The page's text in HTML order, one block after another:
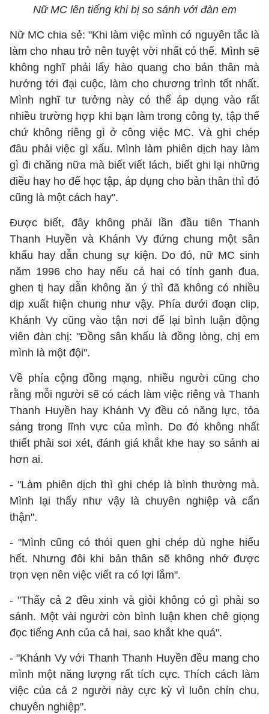
Nữ MC lên tiếng khi bị so sánh với đàn em
Nữ MC chia sẻ: "Khi làm việc mình có nguyên tắc là
làm cho nhau trở nên tuyệt vời nhất có thể. Mình sẽ
không nghĩ phải lấy hào quang cho bản thân mà
hướng tới đại cuộc, làm cho chương trình tốt nhất.
Mình nghĩ tư tưởng này có thể áp dụng vào rất
nhiều trường hợp khi bạn làm trong công ty, tập thể
chứ không riêng gì ở công việc MC. Và ghi chép
đâu phải việc gì xấu. Mình làm phiên dịch hay làm
gì đi chăng nữa mà biết viết lách, biết ghi lại những
điều hay ho để học tập, áp dụng cho bản thân thì đó
cũng là một cách hay".
Được biết, đây không phải lần đầu tiên Thanh
Thanh Huyền và Khánh Vy đứng chung một sân
khấu hay dẫn chung sự kiện. Do đó, nữ MC sinh
năm 1996 cho hay nếu cả hai có tính ganh đua,
ghen tị hay dẫn không ăn ý thì đã không có nhiều
dịp xuất hiện chung như vậy. Phía dưới đoạn clip,
Khánh Vy cũng vào tận nơi để lại bình luận động
viên đàn chị: "Đồng sân khấu là đồng lòng, chị em
mình là một đội".
Về phía cộng đồng mạng, nhiều người cũng cho
rằng mỗi người sẽ có cách làm việc riêng và Thanh
Thanh Huyền hay Khánh Vy đều có năng lực, tỏa
sáng trong lĩnh vực của mình. Do đó không nhất
thiết phải soi xét, đánh giá khắt khe hay so sánh ai
hơn ai.
- "Làm phiên dịch thì ghi chép là bình thường mà.
Mình lại thấy như vậy là chuyên nghiệp và cẩn
thận".
- "Mình cũng có thói quen ghi chép dù nghe hiểu
hết. Nhưng đôi khi bản thân sẽ không nhớ được
trọn vẹn nên việc viết ra có lợi lắm".
- "Thấy cả 2 đều xinh và giỏi không có gì phải so
sánh. Một vài người còn bình luận khen chê giọng
đọc tiếng Anh của cả hai, sao khắt khe quá".
- "Khánh Vy với Thanh Thanh Huyền đều mang cho
mình một năng lượng rất tích cực. Thích cách làm
việc của cả 2 người này cực kỳ vì luôn chỉn chu,
chuyên nghiệp".